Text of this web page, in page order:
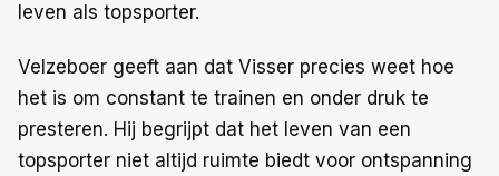
leven als topsporter.
Velzeboer geeft aan dat Visser precies weet hoe
het is om constant te trainen en onder druk te
presteren. Hij begrijpt dat het leven van een
topsporter niet altijd ruimte biedt voor ontspanning